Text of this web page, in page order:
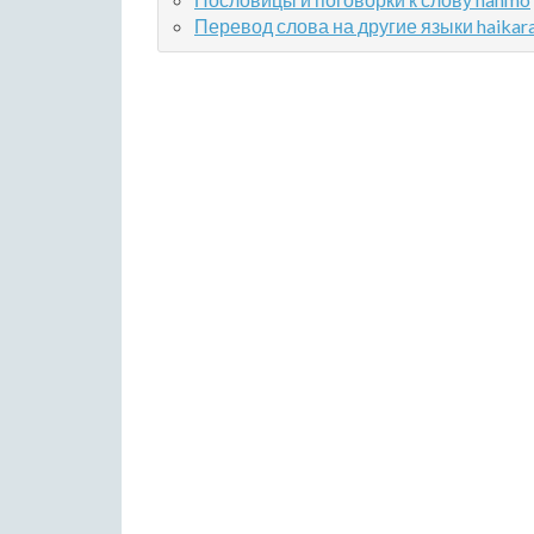
Перевод слова на другие языки